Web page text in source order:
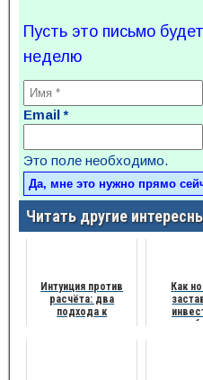
Пусть это письмо
неделю
Email*
Это поле необходимо.
Читать другие
Интуиция против
расчёта: два
подхода к
Как